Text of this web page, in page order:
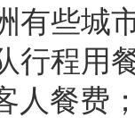
有些城
行程用
人餐费；